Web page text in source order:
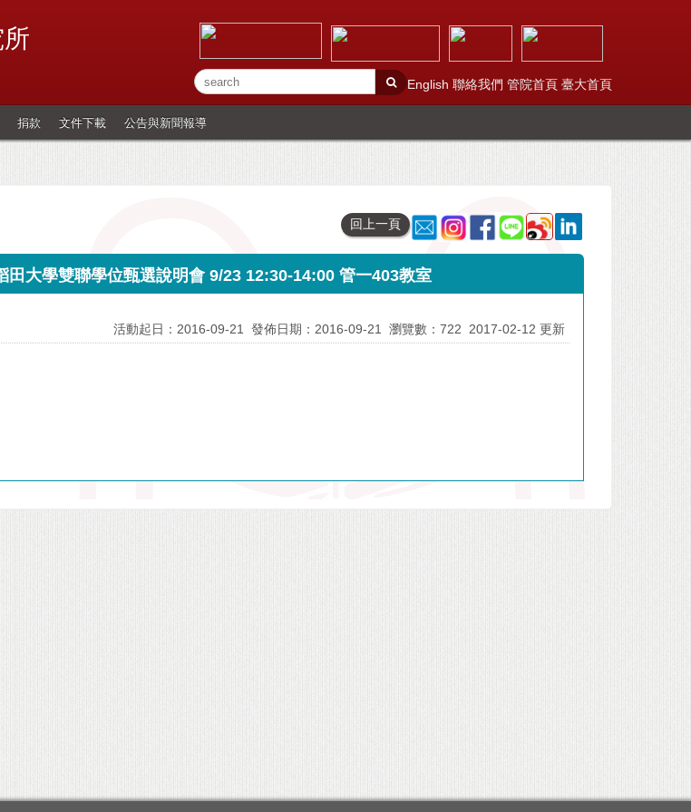
English 聯絡我們 管院首頁 臺大首頁
捐款 文件下載 公告與新聞報導
回上一頁
田大學雙聯學位甄選說明會 9/23 12:30-14:00 管一403教室
活動起日：2016-09-21 發佈日期：2016-09-21 瀏覽數：722 2017-02-12 更新